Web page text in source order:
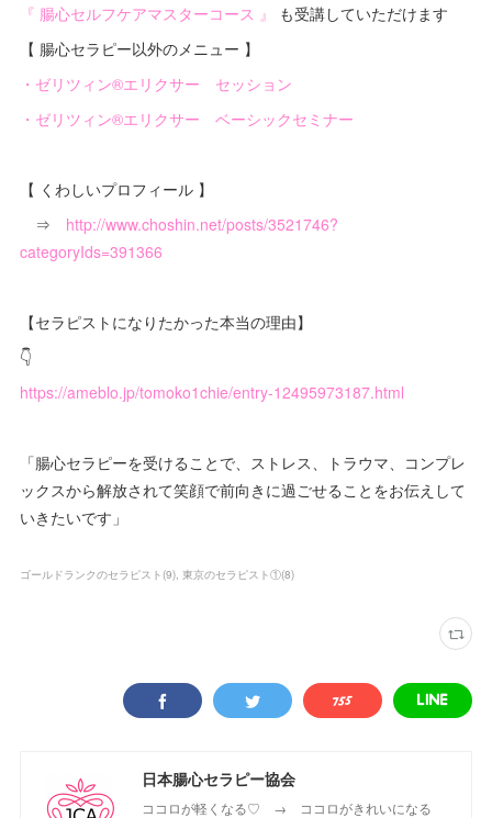
『 腸心セルフケアマスターコース 』
も受講していただけます
【 腸心セラピー以外のメニュー 】
・ゼリツィン®エリクサー セッション
・ゼリツィン®エリクサー ベーシックセミナー
【 くわしいプロフィール 】
⇒ http://www.choshin.net/posts/3521746?
categoryIds=391366
【セラピストになりたかった本当の理由】
👇
https://ameblo.jp/tomoko1chie/entry-12495973187.html
「腸心セラピーを受けることで、ストレス、トラウマ、コンプレ
ックスから解放されて笑顔で前向きに過ごせることをお伝えして
いきたいです」
ゴールドランクのセラピスト (9) 東京のセラピスト①(8)
日本腸心セラピー協会
ココロが軽くなる♡ → ココロがきれいになる